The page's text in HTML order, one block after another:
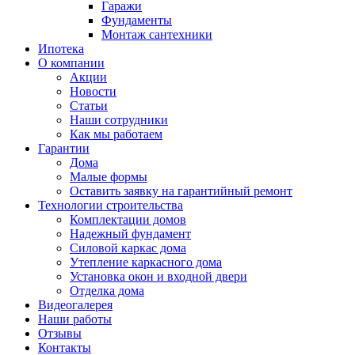
Гаражи
Фундаменты
Монтаж сантехники
Ипотека
О компании
Акции
Новости
Статьи
Наши сотрудники
Как мы работаем
Гарантии
Дома
Малые формы
Оставить заявку на гарантийный ремонт
Технологии строительства
Комплектации домов
Надежный фундамент
Силовой каркас дома
Утепление каркасного дома
Установка окон и входной двери
Отделка дома
Видеогалерея
Наши работы
Отзывы
Контакты